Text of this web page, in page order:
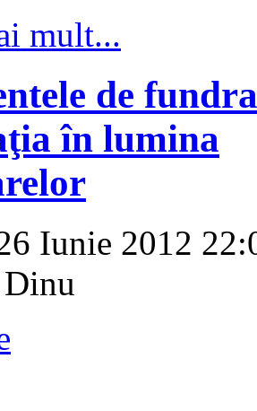
mult...
de
în lumina
Iunie 2012